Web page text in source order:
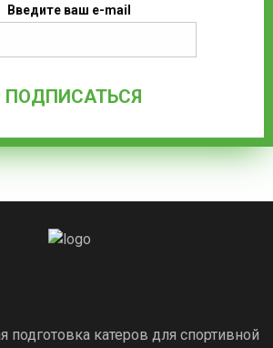
Введите ваш e-mail
подготовка катеров для спортивной